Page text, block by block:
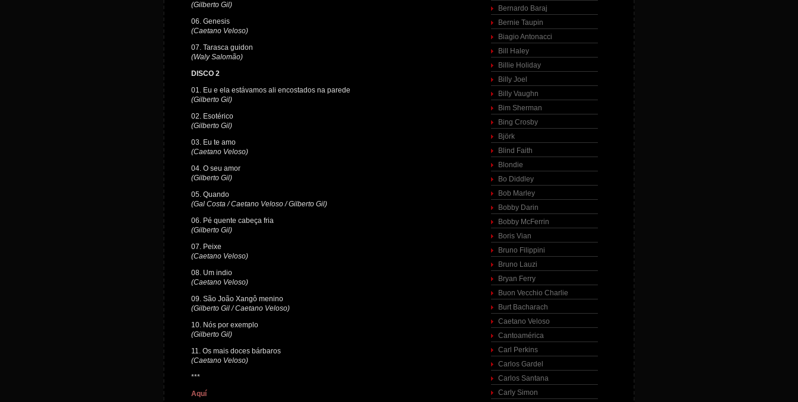
(Gilberto Gil)
06. Genesis
(Caetano Veloso)
07. Tarasca guidon
(Waly Salomão)
DISCO 2
01. Eu e ela estávamos ali encostados na parede
(Gilberto Gil)
02. Esotérico
(Gilberto Gil)
03. Eu te amo
(Caetano Veloso)
04. O seu amor
(Gilberto Gil)
05. Quando
(Gal Costa / Caetano Veloso / Gilberto Gil)
06. Pé quente cabeça fria
(Gilberto Gil)
07. Peixe
(Caetano Veloso)
08. Um indio
(Caetano Veloso)
09. São João Xangô menino
(Gilberto Gil / Caetano Veloso)
10. Nós por exemplo
(Gilberto Gil)
11. Os mais doces bárbaros
(Caetano Veloso)
***
Aquí
Bernardo Baraj
Bernie Taupin
Biagio Antonacci
Bill Haley
Billie Holiday
Billy Joel
Billy Vaughn
Bim Sherman
Bing Crosby
Björk
Blind Faith
Blondie
Bo Diddley
Bob Marley
Bobby Darin
Bobby McFerrin
Boris Vian
Bruno Filippini
Bruno Lauzi
Bryan Ferry
Buon Vecchio Charlie
Burt Bacharach
Caetano Veloso
Cantoamérica
Carl Perkins
Carlos Gardel
Carlos Santana
Carly Simon